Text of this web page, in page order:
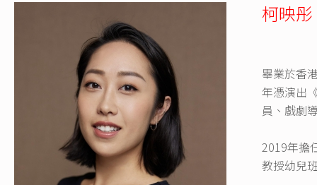
柯映彤
畢業於香
年憑演出
員、戲劇
2019年擔
教授幼兒